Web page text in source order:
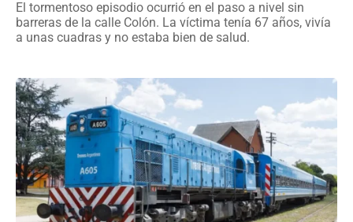
El tormentoso episodio ocurrió en el paso a nivel sin
barreras de la calle Colón. La víctima tenía 67 años, vivía
a unas cuadras y no estaba bien de salud.